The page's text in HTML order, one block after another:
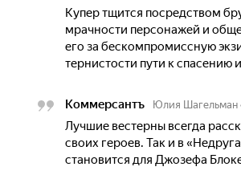
Купер тщится посредством
мрачности персонажей и
его за бескомпромиссную
тернистости пути к спасению
Коммерсантъ Юлия Шагельман
Лучшие вестерны всегда
своих героев. Так и в
становится для Джозефа